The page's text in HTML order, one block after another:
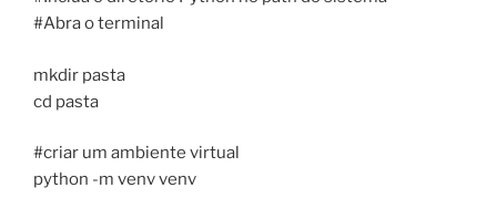
#Abra o terminal
mkdir pasta
cd pasta
#criar um ambiente virtual
python -m venv venv